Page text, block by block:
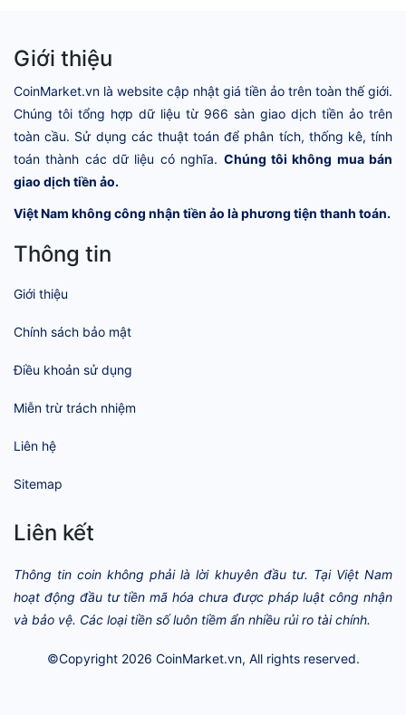
Giới thiệu
CoinMarket.vn là website cập nhật giá tiền ảo trên toàn thế giới.
Chúng tôi tổng hợp dữ liệu từ 966 sàn giao dịch tiền ảo trên
toàn cầu. Sử dụng các thuật toán để phân tích, thống kê, tính
toán thành các dữ liệu có nghĩa. Chúng tôi không mua bán
giao dịch tiền ảo.
Việt Nam không công nhận tiền ảo là phương tiện thanh toán.
Thông tin
Giới thiệu
Chính sách bảo mật
Điều khoản sử dụng
Miễn trừ trách nhiệm
Liên hệ
Sitemap
Liên kết
Thông tin coin không phải là lời khuyên đầu tư. Tại Việt Nam
hoạt động đầu tư tiền mã hóa chưa được pháp luật công nhận
và bảo vệ. Các loại tiền số luôn tiềm ẩn nhiều rủi ro tài chính.
©Copyright 2026 CoinMarket.vn, All rights reserved.